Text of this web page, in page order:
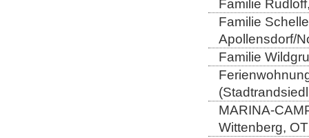
Familie
Familie
Apollensdorf/
Familie
MARINA-
Wittenberg,